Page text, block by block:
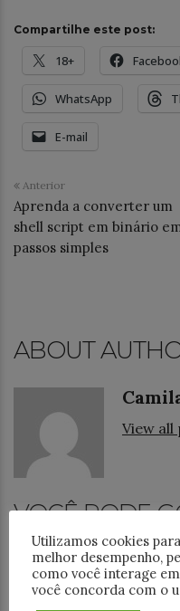
Compartilhe este post:
18+
WhatsApp
E-mail
Anterior
Aprenda a converter um
shell script em binário
passos simples
ABOUT
View
VOCÊ PODE
Utilizamos cookies
melhor desempenho,
como você interage
você concorda com o